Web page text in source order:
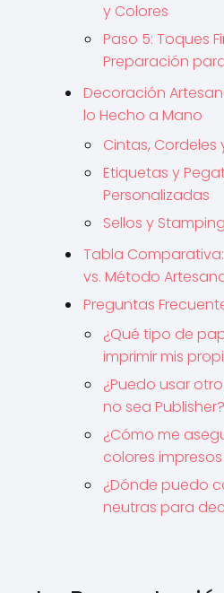
y Colores
Paso 5: Toques
Preparación
Decoración
lo Hecho a Mano
Cintas, Cordeles
Etiquetas y
Personalizadas
Sellos y Stamping
Tabla
vs. Método
Preguntas
¿Qué tipo de
imprimir mis
¿Puedo usar
no sea Publisher?
¿Cómo me
colores
¿Dónde puedo
neutras para